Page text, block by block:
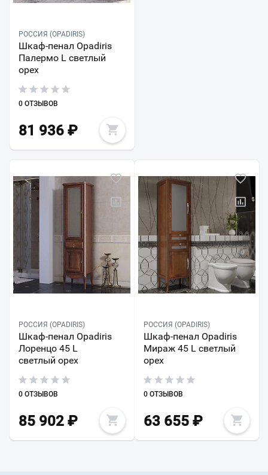
РОССИЯ (OPADIRIS)
Шкаф-пенал Opadiris
Палермо L светлый
орех
0 ОТЗЫВОВ
81 936 ₽
РОССИЯ (OPADIRIS)
Шкаф-пенал Opadiris
Лоренцо 45 L
светлый орех
0 ОТЗЫВОВ
85 902 ₽
РОССИЯ (OPADIRIS)
Шкаф-пенал Opadiris
Мираж 45 L светлый
орех
0 ОТЗЫВОВ
63 655₽